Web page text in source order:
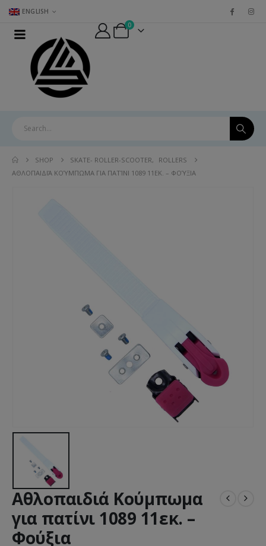
ENGLISH
0
SHOP SKATE- ROLLER-SCOOTER,
ROLLERS
ΑΘΛΟΠΑΙΔΙΆ ΚΟΎΜΠΩΜΑ ΓΙΑ ΠΑΤΊΝΙ 1089 11ΕΚ. – ΦΟΎΞΙΑ
Αθλοπαιδιά Κούμπωμα
για πατίνι 1089 11εκ. –
Φούξια